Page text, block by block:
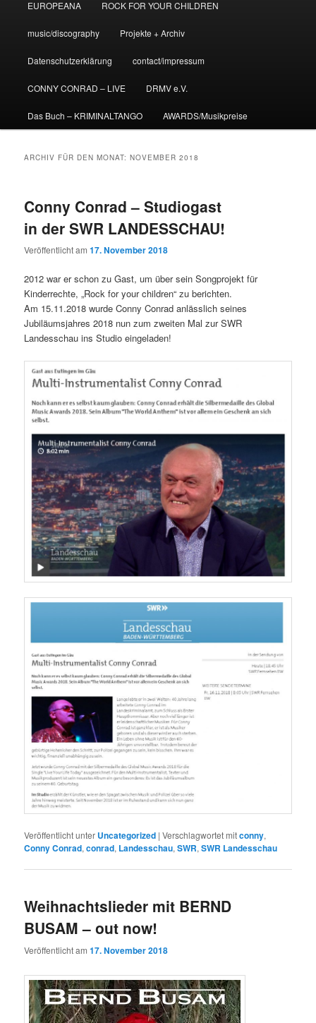
EUROPEANA ROCK FOR YOUR CHILDREN
music/discography Projekte + Archiv
Datenschutzerklärung contact/impressum
CONNY CONRAD – LIVE DRMV e.V.
Das Buch – KRIMINALTANGO AWARDS/Musikpreise
ARCHIV FÜR DEN MONAT:NOVEMBER 2018
Conny Conrad – Studiogast
in der SWR LANDESSCHAU!
Veröffentlicht am17. November 2018
2012 war er schon zu Gast, um über sein Songprojekt für
Kinderrechte, „Rock for your children“ zu berichten.
Am 15.11.2018 wurde Conny Conrad anlässlich seines
Jubiläumsjahres 2018 nun zum zweiten Mal zur SWR
Landesschau ins Studio eingeladen!
Veröffentlicht unter Uncategorized |Verschlagwortet mitconny,
Conny Conrad,conrad, Landesschau,SWR,SWR Landesschau
Weihnachtslieder mit BERND
BUSAM – out now!
Veröffentlicht am17. November 2018